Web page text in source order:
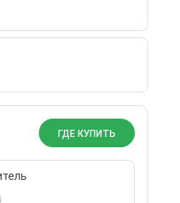
ГДЕ КУПИТЬ